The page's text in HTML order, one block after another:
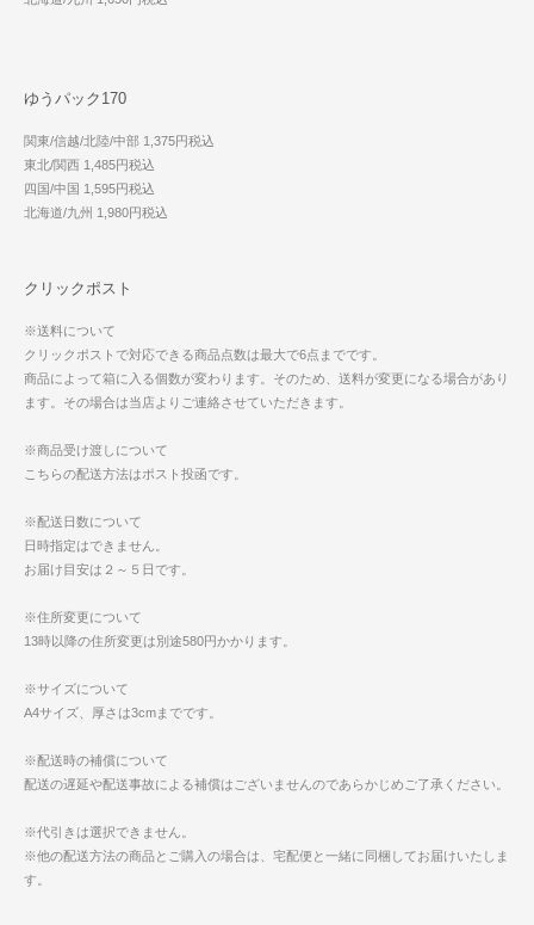
ゆうパック170
関東/信越/北陸/中部 1,375円税込
東北/関西 1,485円税込
四国/中国 1,595円税込
北海道/九州 1,980円税込
クリックポスト
※送料について
クリックポストで対応できる商品点数は最大で6点までです。
商品によって箱に入る個数が変わります。そのため、送料が変更になる場合があり
ます。その場合は当店よりご連絡させていただきます。
※商品受け渡しについて
こちらの配送方法はポスト投函です。
※配送日数について
日時指定はできません。
お届け目安は２～５日です。
※住所変更について
13時以降の住所変更は別途580円かかります。
※サイズについて
A4サイズ、厚さは3cmまでです。
※配送時の補償について
配送の遅延や配送事故による補償はございませんのであらかじめご了承ください。
※代引きは選択できません。
※他の配送方法の商品とご購入の場合は、宅配便と一緒に同梱してお届けいたしま
す。